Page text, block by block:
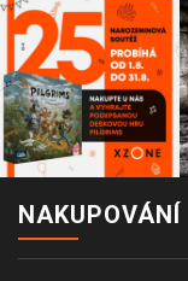
NAKUPOVÁNÍ